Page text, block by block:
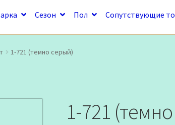
Сезон Пол Сопутствующие
1-721 (темно серый)
1-721